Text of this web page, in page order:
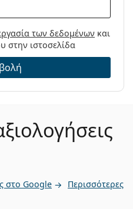
των δεδομένων και
στην ιστοσελίδα
στο Google Περισσότερες